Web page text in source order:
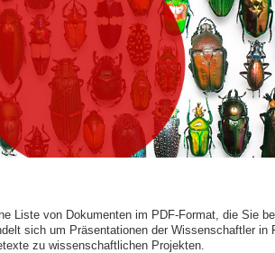
Liste von Dokumenten im PDF-Format, die Sie
sich um Präsentationen der Wissenschaftler in
zu wissenschaftlichen Projekten.